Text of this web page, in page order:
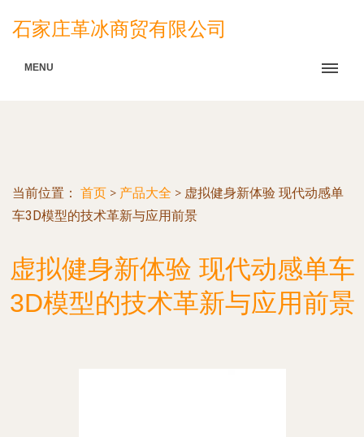
石家庄革冰商贸有限公司
MENU
当前位置： 首页 > 产品大全 > 虚拟健身新体验 现代动感单
车3D模型的技术革新与应用前景
虚拟健身新体验 现代动感单车
3D模型的技术革新与应用前景